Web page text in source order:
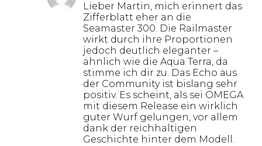
Lieber Martin, mich erinnert das
Zifferblatt eher an die
Seamaster 300. Die Railmaster
wirkt durch ihre Proportionen
jedoch deutlich eleganter –
ähnlich wie die Aqua Terra, da
stimme ich dir zu. Das Echo aus
der Community ist bislang sehr
positiv. Es scheint, als sei OMEGA
mit diesem Release ein wirklich
guter Wurf gelungen, vor allem
dank der reichhaltigen
Geschichte hinter dem Modell.